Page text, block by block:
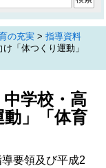
の充実 > 指導資料
「体つくり運動」
学校・高
」「体育
要領及び平成2